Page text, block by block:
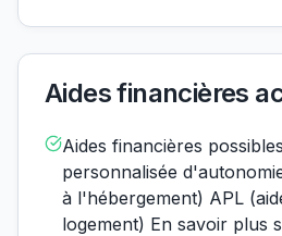
Aides financières
Aides financières
personnalisée
à l'hébergement) APL
logement) En savoir plus